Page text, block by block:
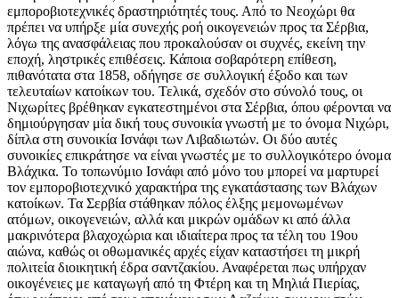
εμποροβιοτεχνικές δραστηριότητές τους. Από το Νεοχώρι θα
πρέπει να υπήρξε μία συνεχής ροή οικογενειών προς τα Σέρβια,
λόγω της ανασφάλειας που προκαλούσαν οι συχνές, εκείνη την
εποχή, ληστρικές επιθέσεις. Κάποια σοβαρότερη επίθεση,
πιθανότατα στα 1858, οδήγησε σε συλλογική έξοδο και των
τελευταίων κατοίκων του. Τελικά, σχεδόν στο σύνολό τους, οι
Νιχωρίτες βρέθηκαν εγκατεστημένοι στα Σέρβια, όπου φέρονται να
δημιούργησαν μία δική τους συνοικία γνωστή με το όνομα Νιχώρι,
δίπλα στη συνοικία Ισνάφι των Λιβαδιωτών. Οι δύο αυτές
συνοικίες επικράτησε να είναι γνωστές με το συλλογικότερο όνομα
Βλάχικα. Το τοπωνύμιο Ισνάφι από μόνο του μπορεί να μαρτυρεί
τον εμποροβιοτεχνικό χαρακτήρα της εγκατάστασης των Βλάχων
κατοίκων. Τα Σερβία στάθηκαν πόλος έλξης μεμονωμένων
ατόμων, οικογενειών, αλλά και μικρών ομάδων κι από άλλα
μακρινότερα βλαχοχώρια και ιδιαίτερα προς τα τέλη του 19ου
αιώνα, καθώς οι οθωμανικές αρχές είχαν καταστήσει τη μικρή
πολιτεία διοικητική έδρα σαντζακίου. Αναφέρεται πως υπήρχαν
οικογένειες με καταγωγή από τη Φτέρη και τη Μηλιά Πιερίας,